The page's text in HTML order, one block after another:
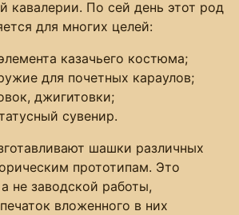
кавалерии. По сей день этот род
для многих целей:
казачьего костюма;
для почетных караулов;
джигитовки;
сувенир.
шашки различных
прототипам. Это
не заводской работы,
вложенного в них